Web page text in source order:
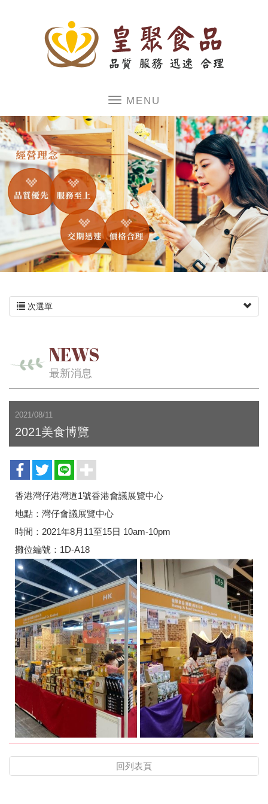
次選單
NEWS
最新消息
2021/08/11
2021美食博覽
香港灣仔港灣道1號香港會議展覽中心
地點：灣仔會議展覽中心
時間：2021年8月11至15日 10am-10pm
攤位編號：1D-A18
回列表頁